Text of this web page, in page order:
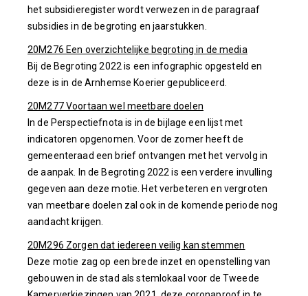
het subsidieregister wordt verwezen in de paragraaf
subsidies in de begroting en jaarstukken.
20M276 Een overzichtelijke begroting in de media
Bij de Begroting 2022 is een infographic opgesteld en
deze is in de Arnhemse Koerier gepubliceerd.
20M277 Voortaan wel meetbare doelen
In de Perspectiefnota is in de bijlage een lijst met
indicatoren opgenomen. Voor de zomer heeft de
gemeenteraad een brief ontvangen met het vervolg in
de aanpak. In de Begroting 2022 is een verdere invulling
gegeven aan deze motie. Het verbeteren en vergroten
van meetbare doelen zal ook in de komende periode nog
aandacht krijgen.
20M296 Zorgen dat iedereen veilig kan stemmen
Deze motie zag op een brede inzet en openstelling van
gebouwen in de stad als stemlokaal voor de Tweede